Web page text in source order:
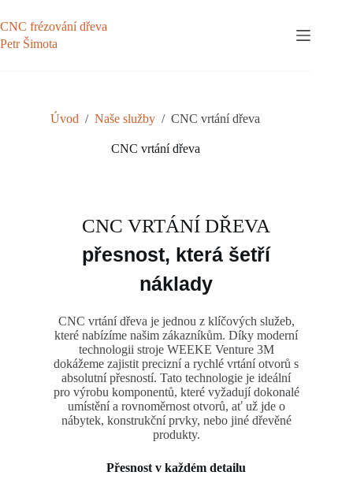
CNC frézování dřeva
Petr Šimota
Úvod / Naše služby / CNC vrtání dřeva
CNC vrtání dřeva
CNC VRTÁNÍ DŘEVA
přesnost, která šetří
náklady
CNC vrtání dřeva je jednou z klíčových služeb,
které nabízíme našim zákazníkům. Díky moderní
technologii stroje WEEKE Venture 3M
dokážeme zajistit precizní a rychlé vrtání otvorů s
absolutní přesností. Tato technologie je ideální
pro výrobu komponentů, které vyžadují dokonalé
umístění a rovnoměrnost otvorů, ať už jde o
nábytek, konstrukční prvky, nebo jiné dřevěné
produkty.
Přesnost v každém detailu